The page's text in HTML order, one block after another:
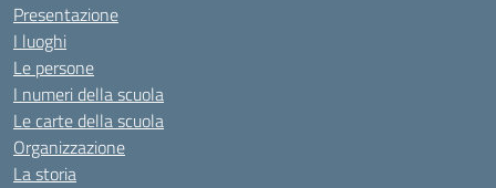
Presentazione
I luoghi
Le persone
I numeri della scuola
Le carte della scuola
Organizzazione
La storia